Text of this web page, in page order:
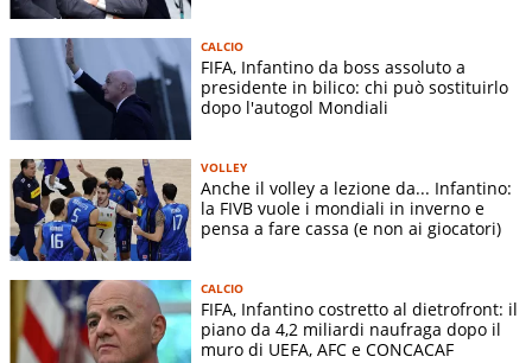
CALCIO
FIFA, Infantino da boss assoluto a
presidente in bilico: chi può sostituirlo
dopo l'autogol Mondiali
VOLLEY
Anche il volley a lezione da... Infantino:
la FIVB vuole i mondiali in inverno e
pensa a fare cassa (e non ai giocatori)
CALCIO
FIFA, Infantino costretto al dietrofront: il
piano da 4,2 miliardi naufraga dopo il
muro di UEFA, AFC e CONCACAF